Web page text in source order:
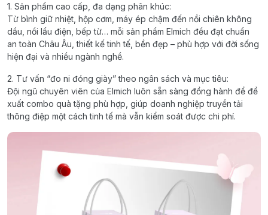
1. Sản phẩm cao cấp, đa dạng phân khúc:
Từ bình giữ nhiệt, hộp cơm, máy ép chậm đến nồi chiên không
dầu, nồi lẩu điện, bếp từ… mỗi sản phẩm Elmich đều đạt chuẩn
an toàn Châu Âu, thiết kế tinh tế, bền đẹp – phù hợp với đời sống
hiện đại và nhiều ngành nghề.
2. Tư vấn “đo ni đóng giày” theo ngân sách và mục tiêu:
Đội ngũ chuyên viên của Elmich luôn sẵn sàng đồng hành để đề
xuất combo quà tặng phù hợp, giúp doanh nghiệp truyền tải
thông điệp một cách tinh tế mà vẫn kiểm soát được chi phí.